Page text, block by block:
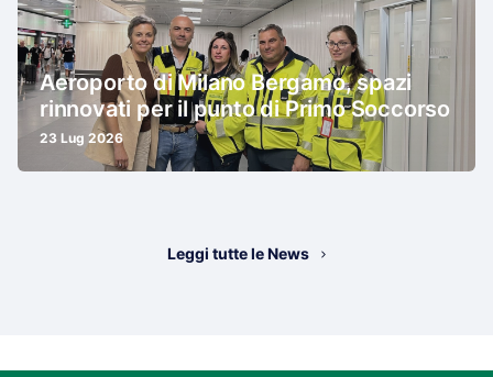
Aeroporto di Milano Bergamo, spazi
rinnovati per il punto di Primo Soccorso
23 Lug 2026
Leggi tutte le News